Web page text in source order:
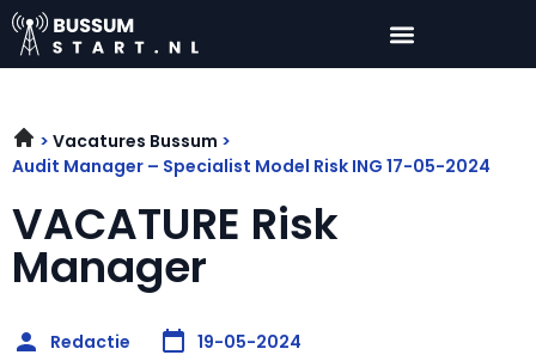
Vacatures Bussum
Audit Manager – Specialist Model Risk ING 17-05-2024
VACATURE Risk
Manager
Redactie 19-05-2024